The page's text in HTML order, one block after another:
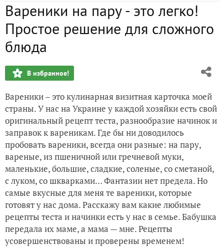
Домашнее печенье с орехами и яблоками - ленивый
Любимое блюдо моего мужа - голубцы с оригинальной
Вкуснейший плов на скорую руку. Рецепт, который не
Вкуснейший борщ «101 помидор». Любимый рецепт от
Вареники на пару - это легко!
Простое решение для сложного
блюда
В избранное!
Вареники – это кулинарная визитная карточка моей
страны. У нас на Украине у каждой хозяйки есть свой
оригинальный рецепт теста, разнообразие начинок и
заправок к вареникам. Где бы ни доводилось
пробовать вареники, всегда они разные: на пару,
вареные, из пшеничной или гречневой муки,
маленькие, большие, сладкие, соленые, со сметаной,
с луком, со шкварками… Фантазии нет предела. Но
самые вкусные для меня те вареники, которые
готовят у нас дома. Расскажу вам какие любимые
рецепты теста и начинки есть у нас в семье. Бабушка
передала их маме, а мама — мне. Рецепты
усовершенствованы и проверены временем!